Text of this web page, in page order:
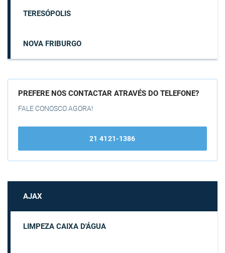
TERESÓPOLIS
NOVA FRIBURGO
PREFERE NOS CONTACTAR ATRAVÉS DO TELEFONE?
FALE CONOSCO AGORA!
21 4121-1386
AJAX
LIMPEZA CAIXA D'ÁGUA